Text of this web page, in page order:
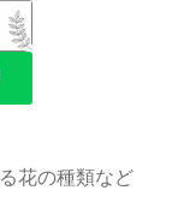
花の種類など